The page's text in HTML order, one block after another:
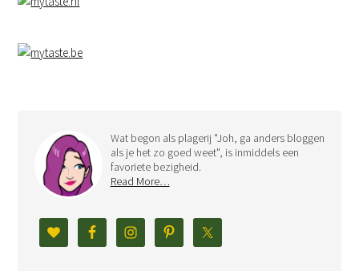
Wat begon als plagerij "Joh, ga anders bloggen
als je het zo goed weet", is inmiddels een
favoriete bezigheid.
Read More…